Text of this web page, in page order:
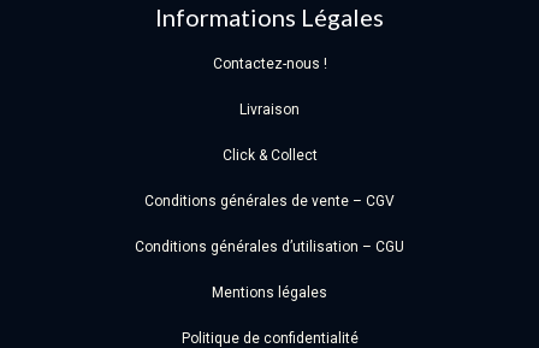
Informations Légales
Contactez-nous !
Livraison
Click & Collect
Conditions générales de vente – CGV
Conditions générales d’utilisation – CGU
Mentions légales
Politique de confidentialité